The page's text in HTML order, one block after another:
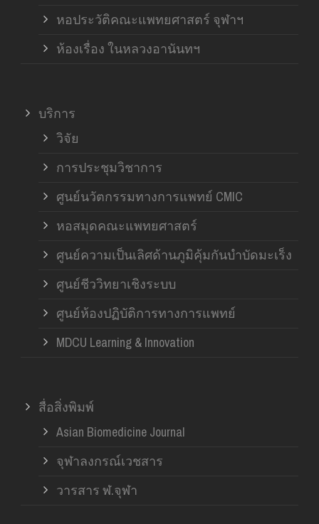
หอประวัติคณะแพทยศาสตร์ จุฬาฯ
ห้องเรื่อง ในหลวงอานันทฯ
บริการ
วิจัย
การประชุมวิชาการ
ศูนย์นวัตกรรมทางการแพทย์ CMIC
หอสมุดคณะแพทยศาสตร์
ศูนย์ความเป็นเลิศด้านภูมิคุ้มกันบำบัดมะเร็ง
ศูนย์ชีววิทยาเชิงระบบ
ศูนย์ห้องปฏิบัติการทางการแพทย์
MDCU Learning & Innovation
สื่อสิ่งพิมพ์
Asian Biomedicine Journal
จุฬาลงกรณ์เวชสาร
วารสาร ฬ.จุฬา